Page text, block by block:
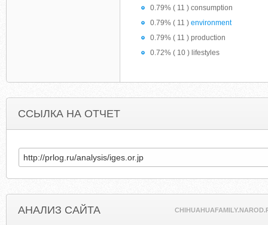
0.79% ( 11 ) consumption
0.79% ( 11 ) environment
0.79% ( 11 ) production
0.72% ( 10 ) lifestyles
ССЫЛКА НА ОТЧЕТ
АНАЛИЗ САЙТА